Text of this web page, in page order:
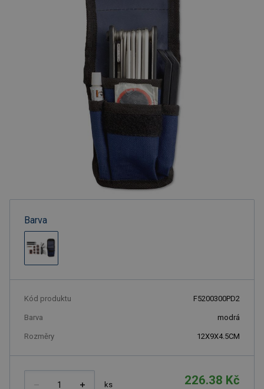
Barva
Kód produktu F5200300PD2
Barva modrá
Rozměry 12X9X4.5CM
ks 226.38 Kč